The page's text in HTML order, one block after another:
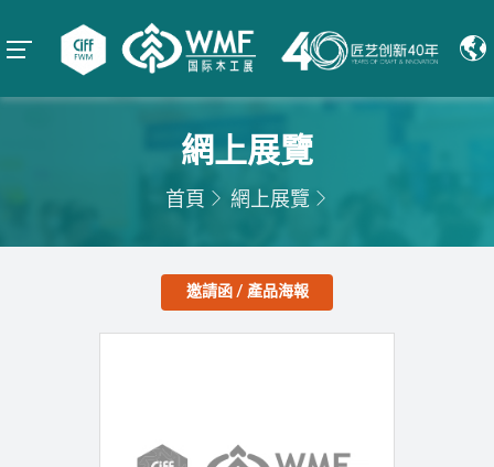
網上展覽
首頁 網上展覽
邀請函 / 產品海報